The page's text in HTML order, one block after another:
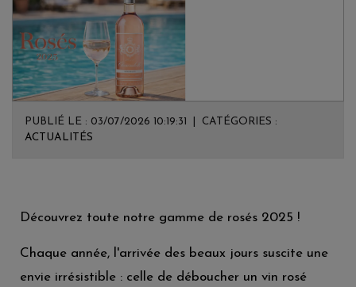
PUBLIÉ LE : 03/07/2026 10:19:31 | CATÉGORIES :
ACTUALITÉS
Découvrez toute notre gamme de rosés 2025 !
Chaque année, l'arrivée des beaux jours suscite une
envie irrésistible : celle de déboucher un vin rosé